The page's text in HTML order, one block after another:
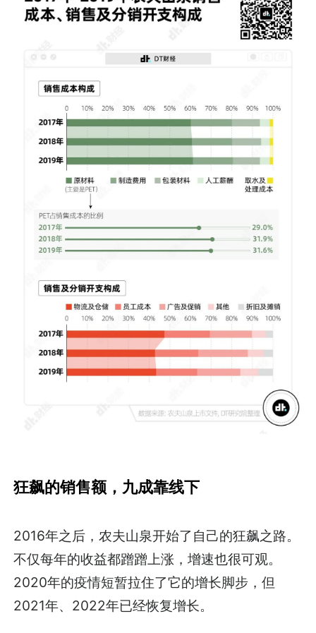
狂飙的销售额，九成靠线下
2016年之后，农夫山泉开始了自己的狂飙之路。
不仅每年的收益都蹭蹭上涨，增速也很可观。
2020年的疫情短暂拉住了它的增长脚步，但
2021年、2022年已经恢复增长。